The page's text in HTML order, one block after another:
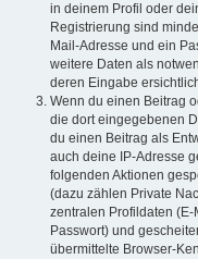
in deinem Profil oder
Registrierung sind
Mail-Adresse und ein
weitere Daten als
deren Eingabe
Wenn du einen Beitrag
die dort eingegebenen
du einen Beitrag als
auch deine IP-Adresse
folgenden Aktionen
(dazu zählen Private
zentralen Profildaten
Passwort) und
übermittelte Browser-